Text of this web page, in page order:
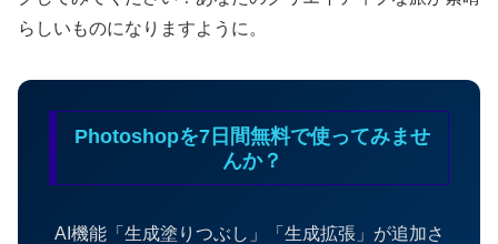
らしいものになりますように。
Photoshopを7日間無料で使ってみませ
んか？
AI機能「生成塗りつぶし」「生成拡張」が追加さ